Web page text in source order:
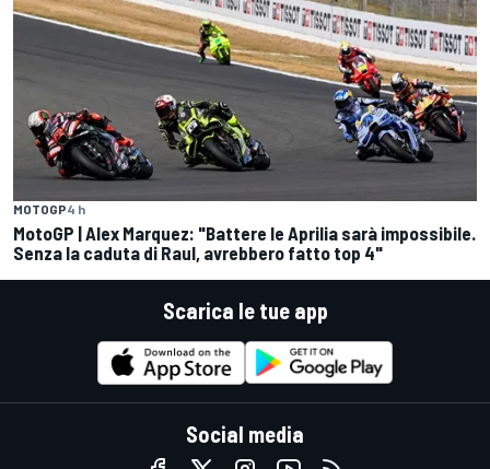
MOTOGP4 h
MotoGP | Alex Marquez: "Battere le Aprilia sarà impossibile.
Senza la caduta di Raul, avrebbero fatto top 4"
Scarica le tue app
Social media